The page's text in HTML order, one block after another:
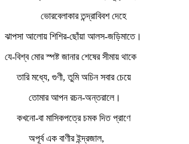
ভোরবেলাকার তন্দ্রাবিবশ দেহে
ঝাপসা আলোয় শিশির-ছোঁয়া আলস-জড়িমাতে।
যে-বিশ্ব মোর স্পষ্ট জানার শেষের সীমায় থাকে
তারি মধ্যে, গুণী, তুমি অচিন সবার চেয়ে
তোমার আপন রচন-অন্তরালে।
কখনো-বা মাসিকপত্রে চমক দিত প্রাণে
অপূর্ব এক বাণীর ইন্দ্রজাল,